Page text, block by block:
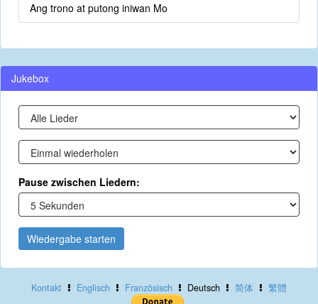
Ang trono at putong iniwan Mo
Jukebox
Pause zwischen Liedern:
Wiedergabe starten
Kontakt Englisch Französisch Deutsch 简体 繁體